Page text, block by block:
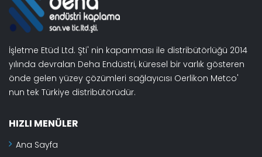
İşletme Etüd Ltd. Şti' nin kapanması ile distribütörlüğü 2014
yılında devralan Deha Endüstri, küresel bir varlık gösteren
önde gelen yüzey çözümleri sağlayıcısı Oerlikon Metco'
nun tek Türkiye distribütörüdür.
HIZLI MENÜLER
Ana Sayfa